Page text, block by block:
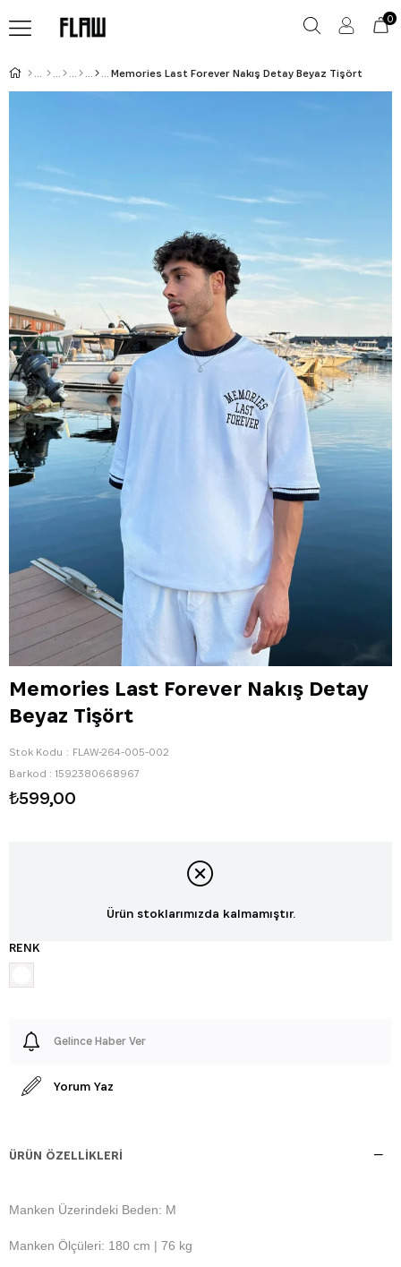
0
Memories Last Forever Nakış Detay Beyaz Tişört
Memories Last Forever Nakış Detay
Beyaz Tişört
Stok Kodu
FLAW-264-005-002
Barkod : 1592380668967
₺599,00
Ürün stoklarımızda kalmamıştır.
RENK
Gelince Haber Ver
Yorum Yaz
ÜRÜN ÖZELLIKLERI
Manken Üzerindeki Beden: M
Manken Ölçüleri: 180 cm | 76 kg